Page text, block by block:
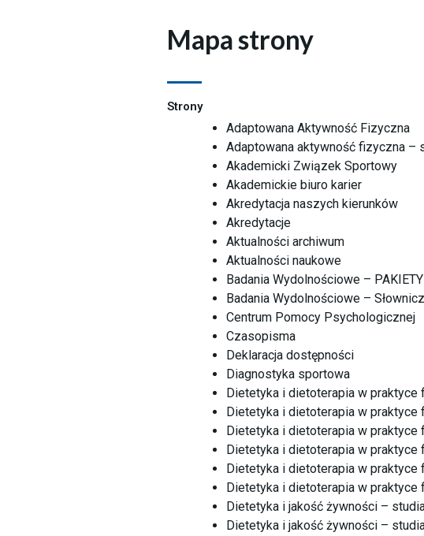
Mapa strony
Strony
Adaptowana Aktywność Fizyczna
Adaptowana aktywność fizyczna –
Akademicki Związek Sportowy
Akademickie biuro karier
Akredytacja naszych kierunków
Akredytacje
Aktualności archiwum
Aktualności naukowe
Badania Wydolnościowe – PAKIETY
Badania Wydolnościowe –
Centrum Pomocy Psychologicznej
Czasopisma
Deklaracja dostępności
Diagnostyka sportowa
Dietetyka i dietoterapia w praktyce
Dietetyka i dietoterapia w
Dietetyka i dietoterapia w praktyce
Dietetyka i dietoterapia w praktyce
Dietetyka i dietoterapia w
Dietetyka i dietoterapia w praktyce
Dietetyka i jakość żywności –
Dietetyka i jakość żywności –